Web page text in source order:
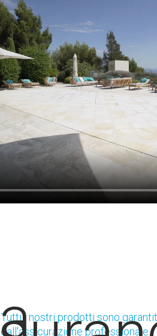
Tutti i nostri prodotti sono
dall'assicurazione professionale